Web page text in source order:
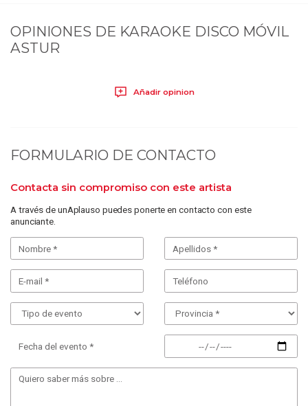
OPINIONES DE KARAOKE DISCO MÓVIL
ASTUR
Añadir opinion
FORMULARIO DE CONTACTO
Contacta sin compromiso con este artista
A través de unAplauso puedes ponerte en contacto con este
anunciante.
Fecha del evento *